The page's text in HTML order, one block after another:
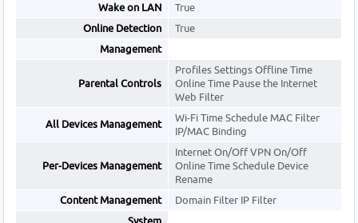
Wake on LAN
True
Online Detection
True
Management
Parental Controls
Profiles Settings Offline Time
Online Time Pause the Internet
Web Filter
All Devices Management
Wi-Fi Time Schedule MAC Filter
IP/MAC Binding
Per-Devices Management
Internet On/Off VPN On/Off
Online Time Schedule Device
Rename
Content Management
Domain Filter IP Filter